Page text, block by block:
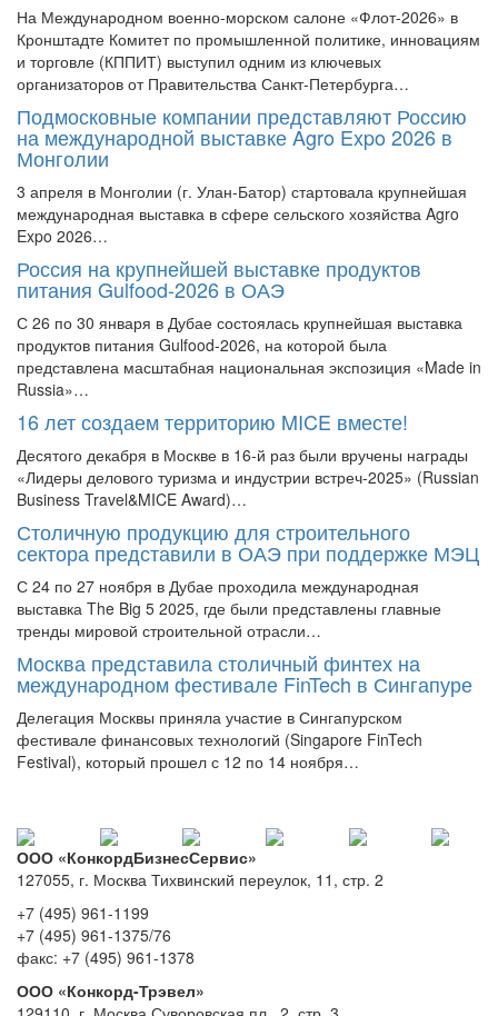
На Международном военно-морском салоне «Флот-2026» в
Кронштадте Комитет по промышленной политике, инновациям
и торговле (КППИТ) выступил одним из ключевых
организаторов от Правительства Санкт-Петербурга…
Подмосковные компании представляют Россию
на международной выставке Agro Expo 2026 в
Монголии
3 апреля в Монголии (г. Улан‑Батор) стартовала крупнейшая
международная выставка в сфере сельского хозяйства Agro
Expo 2026…
Россия на крупнейшей выставке продуктов
питания Gulfood-2026 в ОАЭ
С 26 по 30 января в Дубае состоялась крупнейшая выставка
продуктов питания Gulfood-2026, на которой была
представлена масштабная национальная экспозиция «Made in
Russia»…
16 лет создаем территорию MICE вместе!
Десятого декабря в Москве в 16-й раз были вручены награды
«Лидеры делового туризма и индустрии встреч-2025» (Russian
Business Travel&MICE Award)…
Столичную продукцию для строительного
сектора представили в ОАЭ при поддержке МЭЦ
С 24 по 27 ноября в Дубае проходила международная
выставка The Big 5 2025, где были представлены главные
тренды мировой строительной отрасли…
Москва представила столичный финтех на
международном фестивале FinTech в Сингапуре
Делегация Москвы приняла участие в Сингапурском
фестивале финансовых технологий (Singapore FinTech
Festival), который прошел с 12 по 14 ноября…
ООО «КонкордБизнесСервис»
127055, г. Москва Тихвинский переулок, 11, стр. 2
+7 (495) 961-1199
+7 (495) 961-1375/76
факс: +7 (495) 961-1378
ООО «Конкорд-Трэвел»